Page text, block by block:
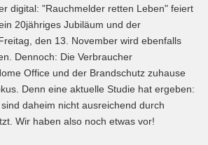
digital: "Rauchmelder retten Leben" feiert
20jähriges Jubiläum und der
den 13. November wird ebenfalls
Dennoch: Die Verbraucher
Office und der Brandschutz zuhause
Denn eine aktuelle Studie hat ergeben:
daheim nicht ausreichend durch
Wir haben also noch etwas vor!